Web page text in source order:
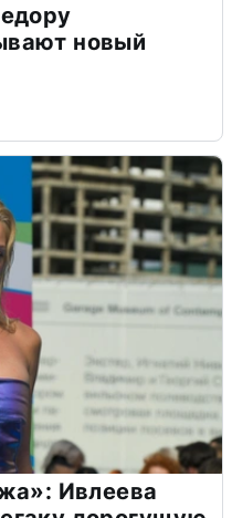
новый
Ивлеева